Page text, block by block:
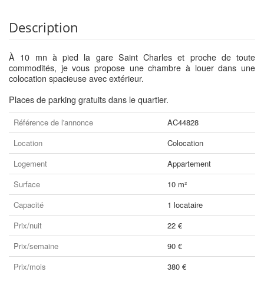
Description
À 10 mn à pied la gare Saint Charles et proche de toute
commodités, je vous propose une chambre à louer dans une
colocation spacieuse avec extérieur.
Places de parking gratuits dans le quartier.
Référence de l'annonce
AC44828
Location
Colocation
Logement
Appartement
Surface
10 m²
Capacité
1 locataire
Prix/nuit
22 €
Prix/semaine
90 €
Prix/mois
380 €